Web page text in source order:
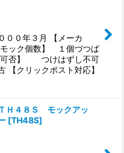
０年３月 【メーカ
ック個数】 １個づつば
可否】 つけはずし不可
【クリックポスト対応】
Ｈ４８Ｓ モックアッ
[TH48S]